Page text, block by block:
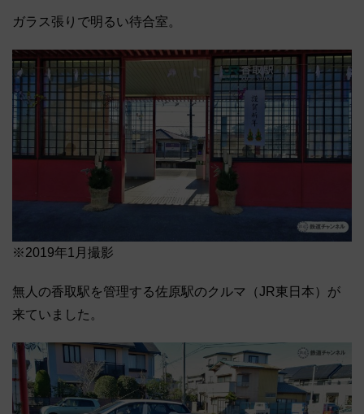
ガラス張りで明るい待合室。
※2019年1月撮影
無人の香取駅を管理する佐原駅のクルマ（JR東日本）が
来ていました。